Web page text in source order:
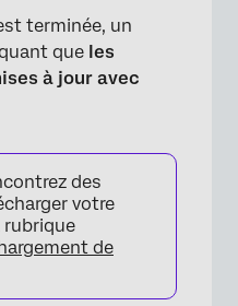
terminée, un
que les
à jour avec
des
votre
rubrique
de